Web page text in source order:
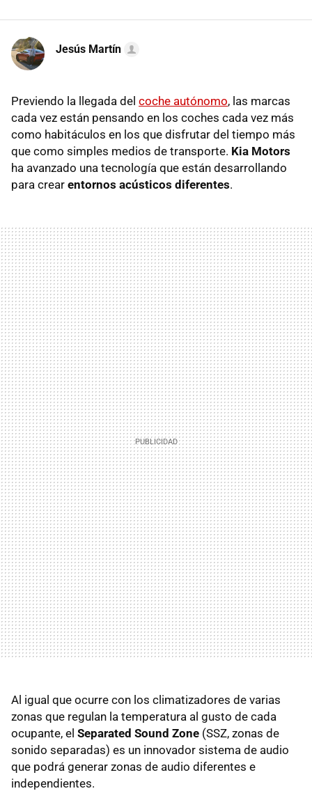
Jesús Martín
Previendo la llegada del coche autónomo, las marcas
cada vez están pensando en los coches cada vez más
como habitáculos en los que disfrutar del tiempo más
que como simples medios de transporte. Kia Motors
ha avanzado una tecnología que están desarrollando
para crear entornos acústicos diferentes.
Al igual que ocurre con los climatizadores de varias
zonas que regulan la temperatura al gusto de cada
ocupante, el Separated Sound Zone (SSZ, zonas de
sonido separadas) es un innovador sistema de audio
que podrá generar zonas de audio diferentes e
independientes.